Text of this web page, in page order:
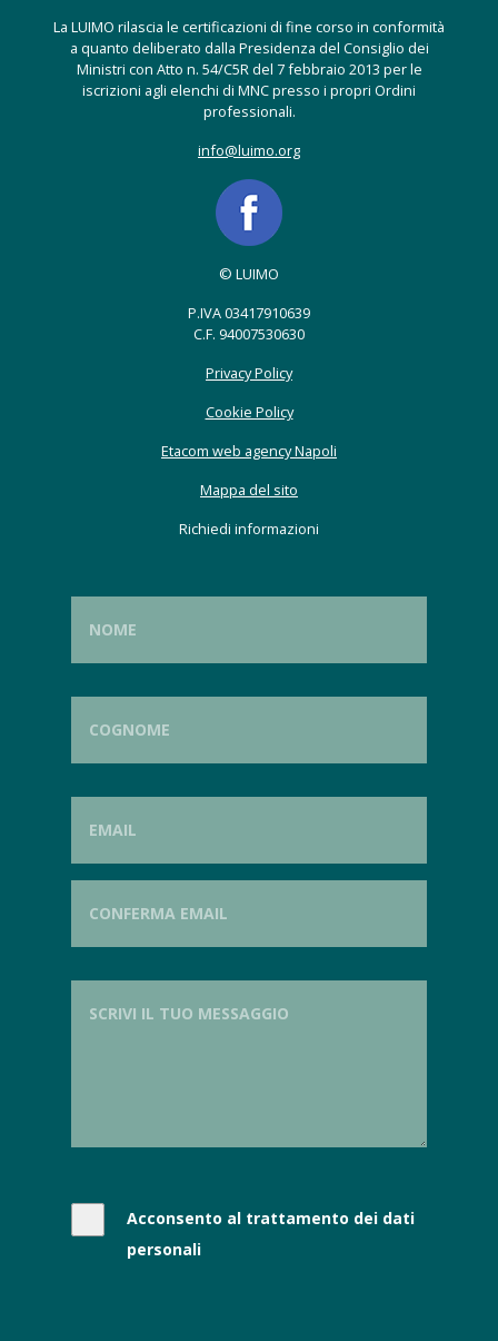
La LUIMO rilascia le certificazioni di fine corso in conformità
a quanto deliberato dalla Presidenza del Consiglio dei
Ministri con Atto n. 54/C5R del 7 febbraio 2013 per le
iscrizioni agli elenchi di MNC presso i propri Ordini
professionali.
info@luimo.org
© LUIMO
P.IVA 03417910639
C.F. 94007530630
Privacy Policy
Cookie Policy
Etacom web agency Napoli
Mappa del sito
Richiedi informazioni
Acconsento al trattamento dei dati
personali